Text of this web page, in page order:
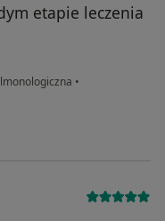
etapie leczenia
•